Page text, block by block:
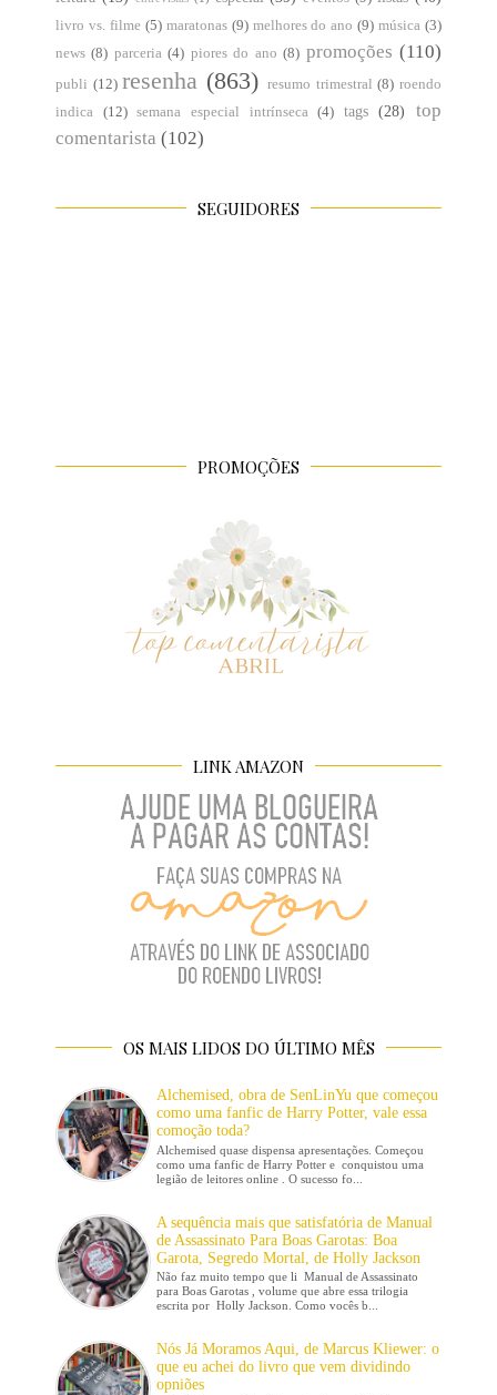
livro vs. filme (5) maratonas (9) melhores do ano (9) música (3)
news (8) parceria (4) piores do ano (8) promoções (110)
publi (12) resenha (863) resumo trimestral (8) roendo
indica
(12) semana especial intrínseca (4) tags (28)
top
comentarista (102)
SEGUIDORES
PROMOÇÕES
LINK AMAZON
OS MAIS LIDOS DO ÚLTIMO MÊS
Alchemised, obra de SenLinYu que começou
como uma fanfic de Harry Potter, vale essa
comoção toda?
Alchemised quase dispensa apresentações. Começou
como uma fanfic de Harry Potter e conquistou uma
legião de leitores online . O sucesso fo...
A sequência mais que satisfatória de Manual
de Assassinato Para Boas Garotas: Boa
Garota, Segredo Mortal, de Holly Jackson
Não faz muito tempo que li Manual de Assassinato
para Boas Garotas , volume que abre essa trilogia
escrita por Holly Jackson. Como vocês b...
Nós Já Moramos Aqui, de Marcus Kliewer: o
que eu achei do livro que vem dividindo
opniões